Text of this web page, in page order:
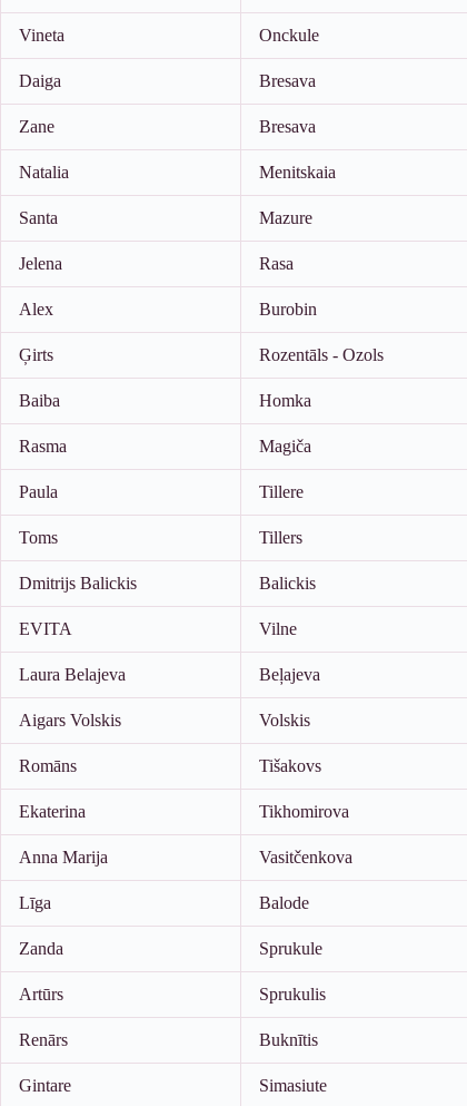
Vineta Onckule
Daiga Bresava
Zane Bresava
Natalia Menitskaia
Santa Mazure
Jelena Rasa
Alex Burobin
Ģirts Rozentāls - Ozols
Baiba Homka
Rasma Magiča
Paula Tillere
Toms Tillers
Dmitrijs Balickis Balickis
EVITA Vilne
Laura Belajeva Beļajeva
Aigars Volskis Volskis
Romāns Tišakovs
Ekaterina Tikhomirova
Anna Marija Vasitčenkova
Līga Balode
Zanda Sprukule
Artūrs Sprukulis
Renārs Buknītis
Gintare Simasiute